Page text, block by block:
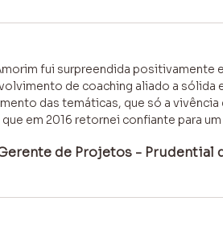
fui surpreendida
de coaching aliado a
das temáticas, que só a
em 2016 retornei confiante para
de Projetos - Prudential